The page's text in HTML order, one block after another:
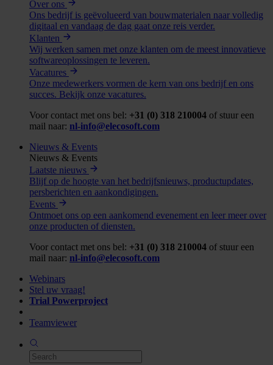
Over ons
Ons bedrijf is geëvolueerd van bouwmaterialen naar volledig
digitaal en vandaag de dag gaat onze reis verder.
Klanten
Wij werken samen met onze klanten om de meest innovatieve
softwareoplossingen te leveren.
Vacatures
Onze medewerkers vormen de kern van ons bedrijf en ons
succes. Bekijk onze vacatures.
Voor contact met ons bel: +31 (0) 318 210004 of stuur een
mail naar: nl-info@elecosoft.com
Nieuws & Events
Nieuws & Events
Laatste nieuws
Blijf op de hoogte van het bedrijfsnieuws, productupdates,
persberichten en aankondigingen.
Events
Ontmoet ons op een aankomend evenement en leer meer over
onze producten of diensten.
Voor contact met ons bel: +31 (0) 318 210004 of stuur een
mail naar: nl-info@elecosoft.com
Webinars
Stel uw vraag!
Trial Powerproject
Teamviewer